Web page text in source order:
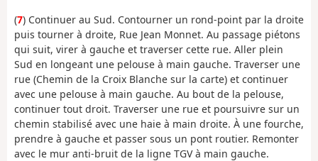
(7) Continuer au Sud. Contourner un rond-point par la droite
puis tourner à droite, Rue Jean Monnet. Au passage piétons
qui suit, virer à gauche et traverser cette rue. Aller plein
Sud en longeant une pelouse à main gauche. Traverser une
rue (Chemin de la Croix Blanche sur la carte) et continuer
avec une pelouse à main gauche. Au bout de la pelouse,
continuer tout droit. Traverser une rue et poursuivre sur un
chemin stabilisé avec une haie à main droite. À une fourche,
prendre à gauche et passer sous un pont routier. Remonter
avec le mur anti-bruit de la ligne TGV à main gauche.